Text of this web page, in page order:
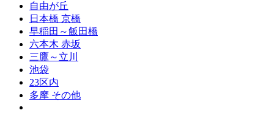
自由が丘
日本橋 京橋
早稲田～飯田橋
六本木 赤坂
三鷹～立川
池袋
23区内
多摩 その他